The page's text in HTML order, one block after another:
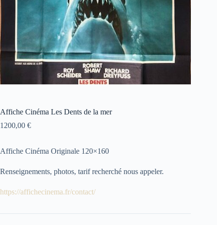
Affiche Cinéma Les Dents de la mer
1200,00 €
Affiche Cinéma Originale 120×160
Renseignements, photos, tarif recherché nous appeler.
https://affichecinema.fr/contact/